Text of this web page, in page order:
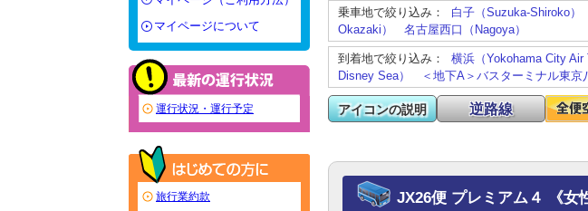
乗車地で絞り込み： 白子（Suzuka-Shiroko）
Okazaki）
名古屋西口（Nagoya）
到着地で絞り込み： 横浜（Yokohama City Air
Disney Sea）
＜地下A＞バスターミナル東京
アイコンの説明 逆路線
JX26便 プレミアム４ 《女
マイページについて
運行状況・運行予定
旅行業約款